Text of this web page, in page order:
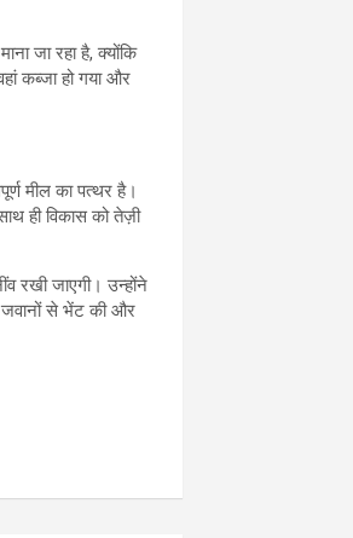
जा रहा है, क्योंकि
कब्जा हो गया और
मील का पत्थर है।
ही विकास को तेज़ी
रखी जाएगी। उन्होंने
जवानों से भेंट की और